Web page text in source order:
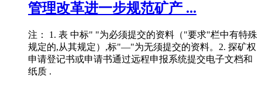
管理改革进一步规范矿产 ...
注： 1. 表 中标" "为必须提交的资料（"要求"栏中有特殊
规定的,从其规定）,标"—"为无须提交的资料。2. 探矿权
申请登记书或申请书通过远程申报系统提交电子文档和
纸质 .